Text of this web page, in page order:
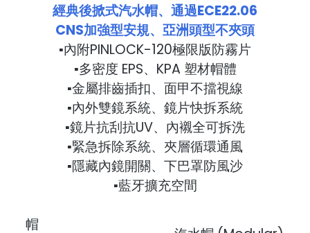
經典後掀式汽水帽、通過ECE22.06
CNS加強型安規、亞洲頭型不夾頭
▪內附PINLOCK-120極限版防霧片
▪多密度 EPS、KPA 塑材帽體
▪金屬排齒插扣、面甲不擋視線
▪內外雙鏡系統、鏡片快拆系統
▪鏡片抗刮抗UV、內襯全可拆洗
▪緊急拆除系統、夾層循環通風
▪隱藏內鏡開關、下巴罩防風沙
▪藍牙擴充空間
帽